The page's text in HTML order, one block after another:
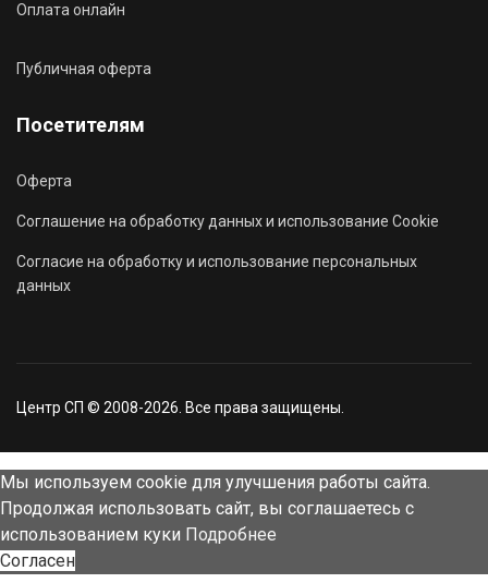
Оплата онлайн
Публичная оферта
Посетителям
Оферта
Соглашение на обработку данных и использование Cookie
Согласие на обработку и использование персональных
данных
Центр СП © 2008-2026. Все права защищены.
Мы используем cookie для улучшения работы сайта.
Продолжая использовать сайт, вы соглашаетесь с
использованием куки Подробнее
Согласен